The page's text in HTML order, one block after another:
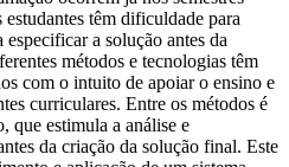
têm dificuldade para
a solução antes da
métodos e tecnologias têm
com o intuito de apoiar o ensino e
curriculares. Entre os métodos é
que estimula a análise e
da criação da solução final. Este